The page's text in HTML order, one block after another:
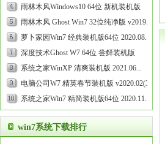
v2019.08...
雨林木风Windows10 64位 新机装机版
2020.07...
雨林木风 Ghost Win7 32位纯净版 v2019.09...
萝卜家园Win7 经典装机版64位 2020.08...
深度技术Ghost W7 64位 尝鲜装机版
v2020.03...
系统之家WinXP 清爽装机版 2021.06...
电脑公司W7 精英春节装机版 v2020.02(32
位)...
系统之家Win7 精简装机版64位 2020.11...
win7系统下载排行